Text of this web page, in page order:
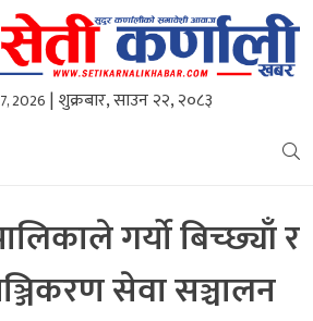
2026 | शुक्रबार, साउन २२, २०८३
गर्यो बिच्छ्याँ र
सेवा सञ्चालन